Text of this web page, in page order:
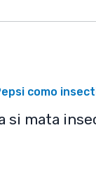
como
si mata